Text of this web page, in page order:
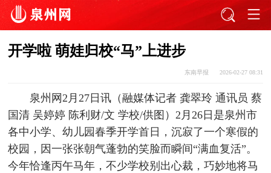
开学啦 萌娃归校“马”上进步
东南早报 2026-02-27 08:31
泉州网2月27日讯（融媒体记者 龚翠玲 通讯员 蔡
国清 吴婷婷 陈利财/文 学校/供图）2月26日是泉州市
各中小学、幼儿园春季开学首日，沉寂了一个寒假的
校园，因一张张朝气蓬勃的笑脸而瞬间“满血复活”。
今年恰逢丙午马年，不少学校别出心裁，巧妙地将马